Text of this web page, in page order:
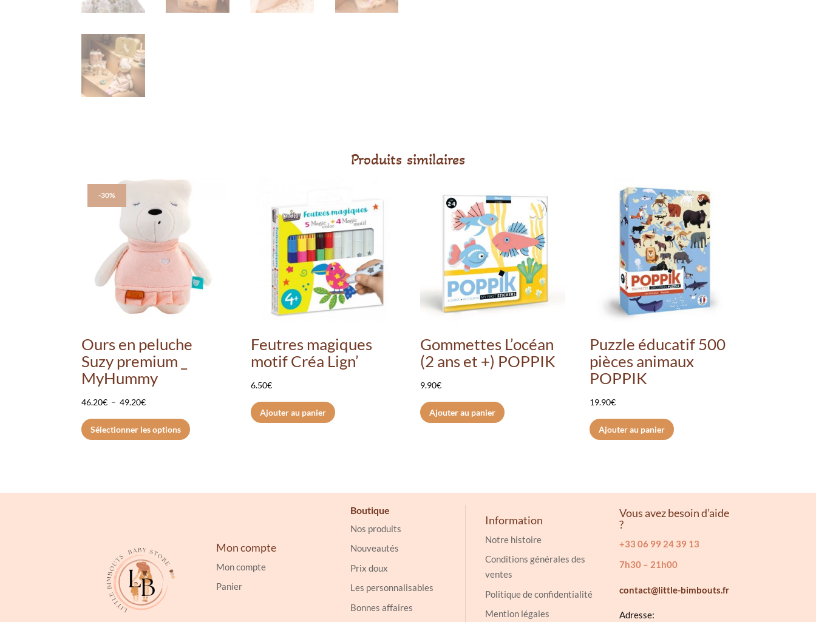
Produits similaires
-30%
Ours en peluche
Suzy premium _
MyHummy
46.20€ – 49.20€Plage
de
prix :
Sélectionner les options
produit
Les
Feutres magiques
motif Créa Lign’
6.50€
Ajouter au panier
Gommettes L’océan
(2 ans et +) POPPIK
9.90€
Ajouter au panier
Puzzle éducatif 500
pièces animaux
POPPIK
19.90€
Ajouter au panier
Mon compte
Mon compte
Panier
Boutique
Nos produits
Nouveautés
Prix doux
Les personnalisables
Bonnes affaires
Information
Notre histoire
Conditions générales des
ventes
Politique de confidentialité
Mention légales
Vous avez besoin d’aide
?
+33 06 99 24 39 13
7h30 – 21h00
contact@little-bimbouts.fr
Adresse: